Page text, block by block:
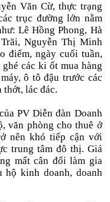
Văn Cừ, thực trạng
trục đường lớn nằm
Lê Hồng Phong, Hà
Nguyễn Thị Minh
ngày cuối tuần,
các ki ốt mua hàng
ô tô đậu trước các
thớt, lác đác.
PV Diễn đàn Doanh
văn phòng cho thuê ở
nên khó tiếp cận với
trung tâm đô thị. Giá
mất cân đối làm gia
hộ kinh doanh, doanh